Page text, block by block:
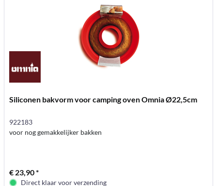
Siliconen bakvorm voor camping oven Omnia Ø22,5cm
922183
voor nog gemakkelijker bakken
€ 23,90 *
Direct klaar voor verzending